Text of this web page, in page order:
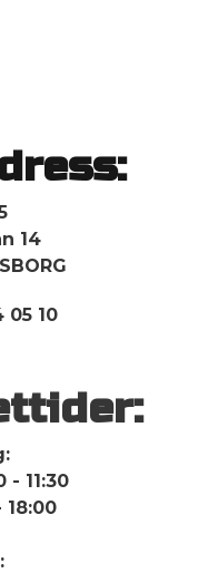
14
05 10
- 11:30
18:00